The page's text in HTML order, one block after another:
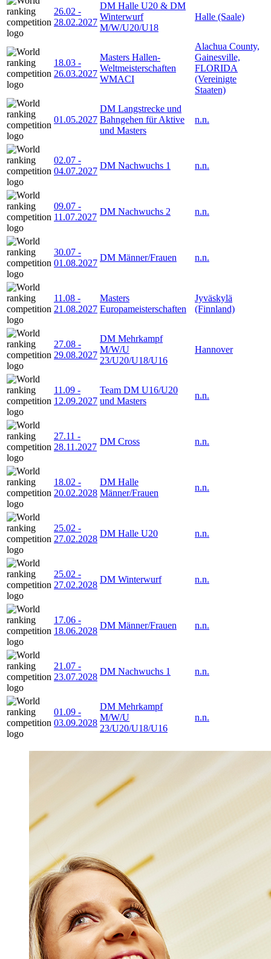
26.02 -
28.02.2027
DM Halle U20 & DM
Winterwurf
M/W/U20/U18
Halle (Saale)
18.03 -
26.03.2027
Masters Hallen-
Weltmeisterschaften
WMACI
Alachua County,
Gainesville,
FLORIDA
(Vereinigte
Staaten)
01.05.2027
DM Langstrecke und
Bahngehen für Aktive
und Masters
n.n.
02.07 -
04.07.2027
DM Nachwuchs 1 n.n.
09.07 -
11.07.2027
DM Nachwuchs 2 n.n.
30.07 -
01.08.2027
DM Männer/Frauen n.n.
11.08 -
21.08.2027
Masters
Europameisterschaften
Jyväskylä
(Finnland)
27.08 -
29.08.2027
DM Mehrkampf
M/W/U
23/U20/U18/U16
Hannover
11.09 -
12.09.2027
Team DM U16/U20
und Masters
n.n.
27.11 -
28.11.2027
DM Cross n.n.
18.02 -
20.02.2028
DM Halle
Männer/Frauen
n.n.
25.02 -
27.02.2028
DM Halle U20 n.n.
25.02 -
27.02.2028
DM Winterwurf n.n.
17.06 -
18.06.2028
DM Männer/Frauen n.n.
21.07 -
23.07.2028
DM Nachwuchs 1 n.n.
01.09 -
03.09.2028
DM Mehrkampf
M/W/U
23/U20/U18/U16
n.n.